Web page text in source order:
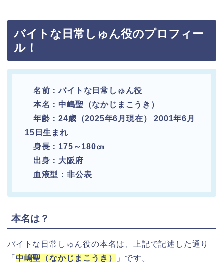
バイトな日常しゅん役のプロフィー
ル！
名前：バイトな日常しゅん役
本名：中嶋聖（なかじまこうき）
年齢：24歳（2025年6月現在） 2001年6月
15日生まれ
身長：175～180㎝
出身：大阪府
血液型：非公表
本名は？
バイトな日常しゅん役の本名は、上記で記述した通り
「 中嶋聖（なかじまこうき） 」です。